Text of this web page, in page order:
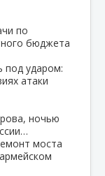
по
бюджета
под ударом:
атаки
ночью
моста